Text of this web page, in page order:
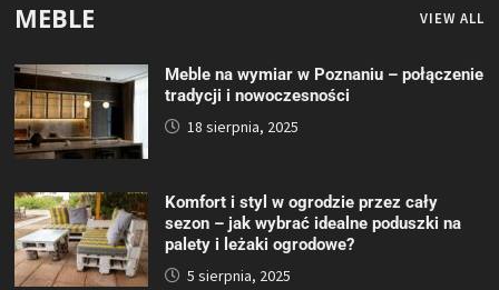
MEBLE VIEW ALL
Meble na wymiar w Poznaniu – połączenie
tradycji i nowoczesności
18 sierpnia, 2025
Komfort i styl w ogrodzie przez cały
sezon – jak wybrać idealne poduszki na
palety i leżaki ogrodowe?
5 sierpnia, 2025